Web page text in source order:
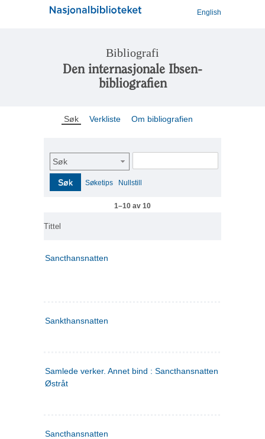
English
Bibliografi
Den internasjonale Ibsen-
bibliografien
Søk Verkliste Om bibliografien
Søk
Søk Søketips Nullstill
1–10 av 10
Tittel
Sancthansnatten
Sankthansnatten
Samlede verker. Annet bind : Sancthansnatten ; Fru Inger
Østråt
Sancthansnatten